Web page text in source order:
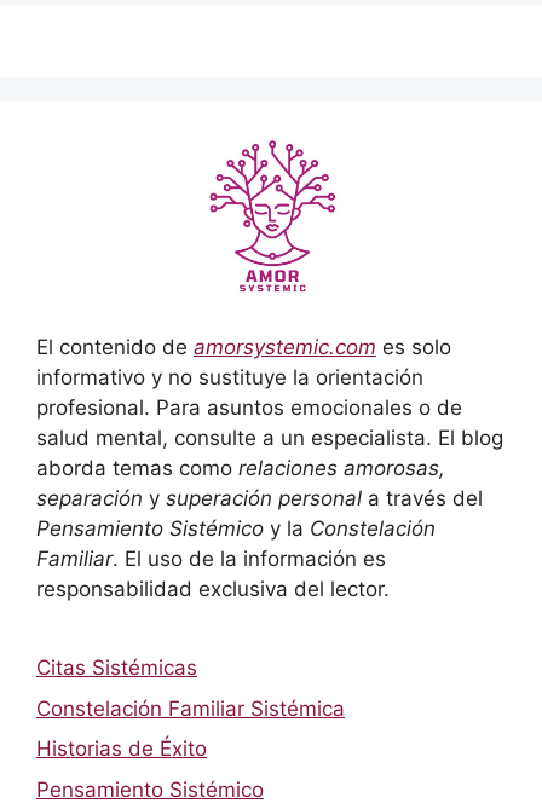
El contenido de amorsystemic.com es solo
informativo y no sustituye la orientación
profesional. Para asuntos emocionales o de
salud mental, consulte a un especialista. El blog
aborda temas como relaciones amorosas,
separación y superación personal a través del
Pensamiento Sistémico y la Constelación
Familiar. El uso de la información es
responsabilidad exclusiva del lector.
Citas Sistémicas
Constelación Familiar Sistémica
Historias de Éxito
Pensamiento Sistémico